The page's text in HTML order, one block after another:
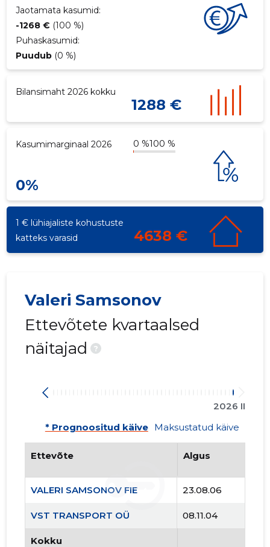
Jaotamata kasumid:
-1268 € (100 %)
Puhaskasumid:
Puudub (0 %)
Bilansimaht 2026 kokku
1288 €
Kasumimarginaal 2026 0 %100 %
0%
1 € lühiajaliste kohustuste
katteks varasid
4638 €
Valeri Samsonov
Ettevõtete kvartaalsed
näitajad
?
2026 II
* Prognoositud käive Maksustatud käive
Ettevõte Algus
VALERI SAMSONOV FIE 23.08.06
VST TRANSPORT OÜ 08.11.04
Kokku